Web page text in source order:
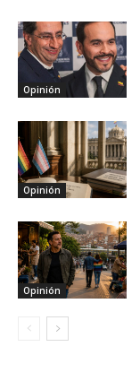
Opinión
Opinión
Opinión